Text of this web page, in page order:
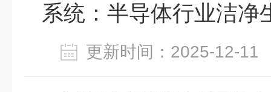
系统：半导体行业洁净
更新时间：2025-12-